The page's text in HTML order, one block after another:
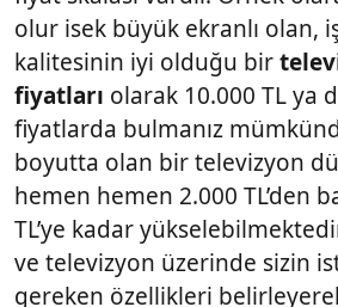
olur isek büyük ekranlı olan,
kalitesinin iyi olduğu bir
fiyatları olarak 10.000 TL ya
fiyatlarda bulmanız
boyutta olan bir televizyon
hemen hemen 2.000 TL’den
TL’ye kadar
ve televizyon üzerinde sizin
gereken özellikleri